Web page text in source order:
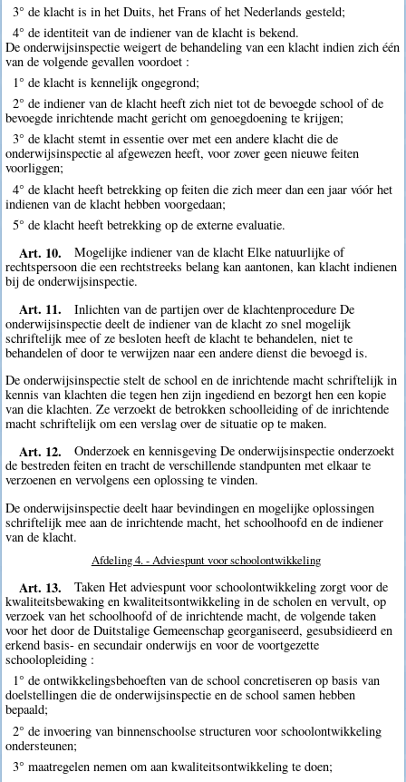
3° de klacht is in het Duits, het Frans of het Nederlands gesteld;
4° de identiteit van de indiener van de klacht is bekend.
De onderwijsinspectie weigert de behandeling van een klacht indien zich één
van de volgende gevallen voordoet :
1° de klacht is kennelijk ongegrond;
2° de indiener van de klacht heeft zich niet tot de bevoegde school of de
bevoegde inrichtende macht gericht om genoegdoening te krijgen;
3° de klacht stemt in essentie over met een andere klacht die de
onderwijsinspectie al afgewezen heeft, voor zover geen nieuwe feiten
voorliggen;
4° de klacht heeft betrekking op feiten die zich meer dan een jaar vóór het
indienen van de klacht hebben voorgedaan;
5° de klacht heeft betrekking op de externe evaluatie.
Art. 10.
Mogelijke indiener van de klacht Elke natuurlijke of
rechtspersoon die een rechtstreeks belang kan aantonen, kan klacht indienen
bij de onderwijsinspectie.
Art. 11.
Inlichten van de partijen over de klachtenprocedure De
onderwijsinspectie deelt de indiener van de klacht zo snel mogelijk
schriftelijk mee of ze besloten heeft de klacht te behandelen, niet te
behandelen of door te verwijzen naar een andere dienst die bevoegd is.
De onderwijsinspectie stelt de school en de inrichtende macht schriftelijk in
kennis van klachten die tegen hen zijn ingediend en bezorgt hen een kopie
van die klachten. Ze verzoekt de betrokken schoolleiding of de inrichtende
macht schriftelijk om een verslag over de situatie op te maken.
Art. 12.
Onderzoek en kennisgeving De onderwijsinspectie onderzoekt
de bestreden feiten en tracht de verschillende standpunten met elkaar te
verzoenen en vervolgens een oplossing te vinden.
De onderwijsinspectie deelt haar bevindingen en mogelijke oplossingen
schriftelijk mee aan de inrichtende macht, het schoolhoofd en de indiener
van de klacht.
Afdeling 4. - Adviespunt voor schoolontwikkeling
Art. 13.
Taken Het adviespunt voor schoolontwikkeling zorgt voor de
kwaliteitsbewaking en kwaliteitsontwikkeling in de scholen en vervult, op
verzoek van het schoolhoofd of de inrichtende macht, de volgende taken
voor het door de Duitstalige Gemeenschap georganiseerd, gesubsidieerd en
erkend basis- en secundair onderwijs en voor de voortgezette
schoolopleiding :
1° de ontwikkelingsbehoeften van de school concretiseren op basis van
doelstellingen die de onderwijsinspectie en de school samen hebben
bepaald;
2° de invoering van binnenschoolse structuren voor schoolontwikkeling
ondersteunen;
3° maatregelen nemen om aan kwaliteitsontwikkeling te doen;